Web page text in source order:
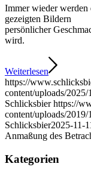
Immer wieder werden
gezeigten Bildern
persönlicher
wird.
Weiterlesen
https://
content/uploads/
Schlicksbier https://
content/uploads/
Schlicksbier2025-11-
Anmaßung des
Kategorien